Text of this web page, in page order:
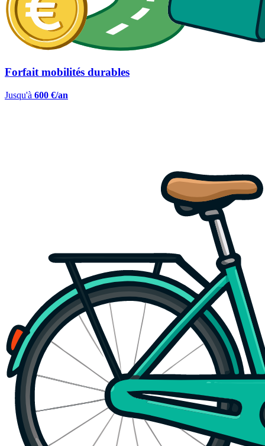
Forfait mobilités durables
Jusqu'à 600 €/an